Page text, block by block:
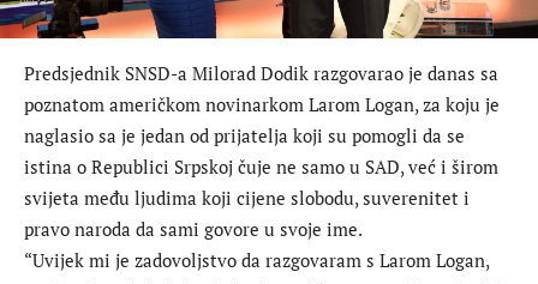
Predsjednik SNSD-a Milorad Dodik razgovarao je danas sa
poznatom američkom novinarkom Larom Logan, za koju je
naglasio sa je jedan od prijatelja koji su pomogli da se
istina o Republici Srpskoj čuje ne samo u SAD, već i širom
svijeta među ljudima koji cijene slobodu, suverenitet i
pravo naroda da sami govore u svoje ime.
“Uvijek mi je zadovoljstvo da razgovaram s Larom Logan,